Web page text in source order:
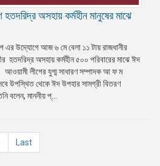
অসহায় কর্মহীন মানুষের মাঝে
এর উদ্যোগে আজ ৬ মে বেলা ১১ টায় রাজধানীর
হতদরিদ্র অসহায় কর্মহীন ৫০০ পরিবারের মাঝে ঈদ
আওয়ামী লীগের যুগ্ম সাধারণ সম্পাদক আ ফ ম
উপস্থিত থেকে ঈদ উপহার সামগ্রী বিতরণ
বলেন, মাননীয় প্...
Last